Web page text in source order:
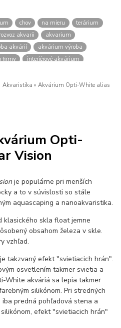
chov na mieru
terárium
rozvoz akvarii
akvarium
akvárií
akvárium výroba
firmy
interiérové akvárium
paludárium
želva
korytnačky
Akvaristika » Akvárium Opti-White alias
Opti-
Vision
je populárne pri menších
a to v súvislosti so stále
aquascaping a nanoakvaristika.
klasického skla float jemne
obsahom železa v skle.
vzhľad.
takzvaný efekt "svietiacich hrán".
osvetlením takmer svietia a
White akváriá sa lepia takmer
silikónom. Pri stredných
predná pohľadová stena a
efekt "svietiacich hrán"